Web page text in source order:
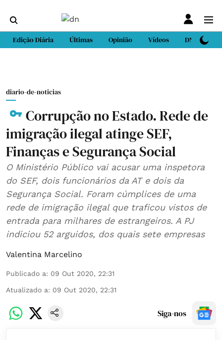
Edição Diária Últimas Opinião Vídeos DN Sport
diario-de-noticias
Corrupção no Estado. Rede de
imigração ilegal atinge SEF,
Finanças e Segurança Social
O Ministério Público vai acusar uma inspetora
do SEF, dois funcionários da AT e dois da
Segurança Social. Foram cúmplices de uma
rede de imigração ilegal que traficou vistos de
entrada para milhares de estrangeiros. A PJ
indiciou 52 arguidos, dos quais sete empresas
Valentina Marcelino
Publicado a: 09 Out 2020, 22:31
Atualizado a: 09 Out 2020, 22:31
Siga-nos